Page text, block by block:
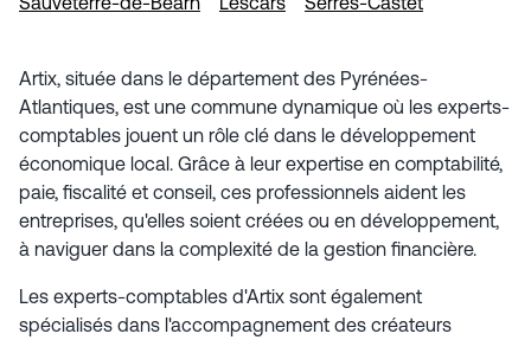
Artix, située dans le département des Pyrénées-
Atlantiques, est une commune dynamique où les experts-
comptables jouent un rôle clé dans le développement
économique local. Grâce à leur expertise en comptabilité,
paie, fiscalité et conseil, ces professionnels aident les
entreprises, qu'elles soient créées ou en développement,
à naviguer dans la complexité de la gestion financière.
Les experts-comptables d'Artix sont également
spécialisés dans l'accompagnement des créateurs